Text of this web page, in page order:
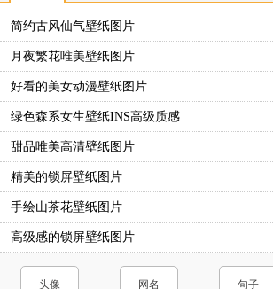
简约古风仙气壁纸图片
月夜繁花唯美壁纸图片
好看的美女动漫壁纸图片
绿色森系女生壁纸INS高级质感
甜品唯美高清壁纸图片
精美的锁屏壁纸图片
手绘山茶花壁纸图片
高级感的锁屏壁纸图片
头像 网名 句子